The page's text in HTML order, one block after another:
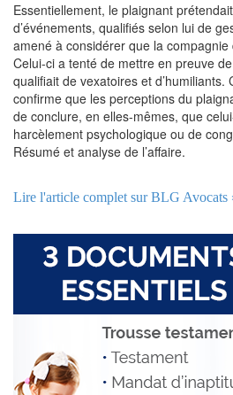
Essentiellement, le plaignant
d’événements, qualifiés selon lui de
amené à considérer que la
Celui-ci a tenté de mettre en preuve
qualifiait de vexatoires et
confirme que les perceptions du
de conclure, en elles-mêmes, que
harcèlement psychologique ou de
Résumé et analyse de l’affaire.
Lire l'article complet sur BLG Avocats